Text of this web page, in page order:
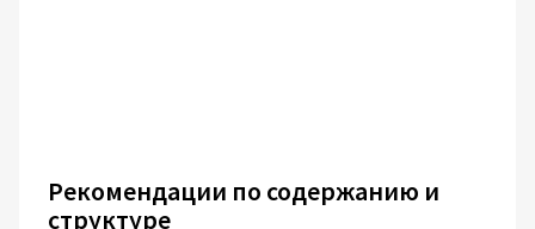
Рекомендации по содержанию и
структуре